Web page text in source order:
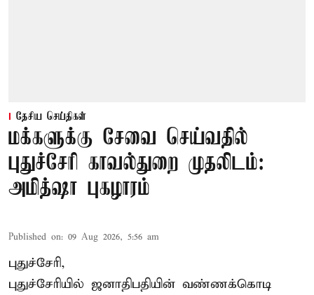
தேசிய செய்திகள்
மக்களுக்கு சேவை செய்வதில்
புதுச்சேரி காவல்துறை முதலிடம்:
அமித்ஷா புகழாரம்
Published on: 09 Aug 2026, 5:56 am
புதுச்சேரி,
புதுச்சேரியில் ஜனாதிபதியின் வண்ணக்கொடி